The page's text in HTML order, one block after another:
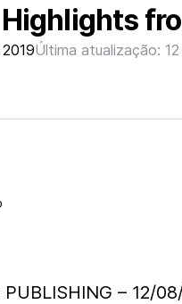
Última atualização:
PUBLISHING – 12/